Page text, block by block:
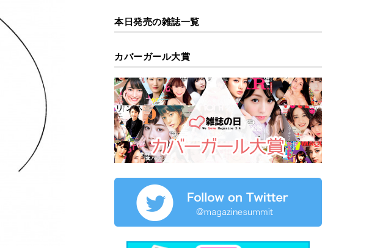
本日発売の雑誌一覧
カバーガール大賞